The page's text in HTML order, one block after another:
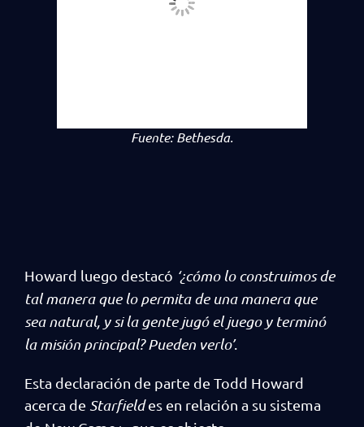
Fuente:Bethesda.
Howard luego destacó ‘¿cómo lo construimos de
tal manera que lo permita de una manera que
sea natural, y si la gente jugó el juego y terminó
la misión principal? Pueden verlo’.
Esta declaración de parte de Todd Howard
acerca de Starfieldes en relación a su sistema